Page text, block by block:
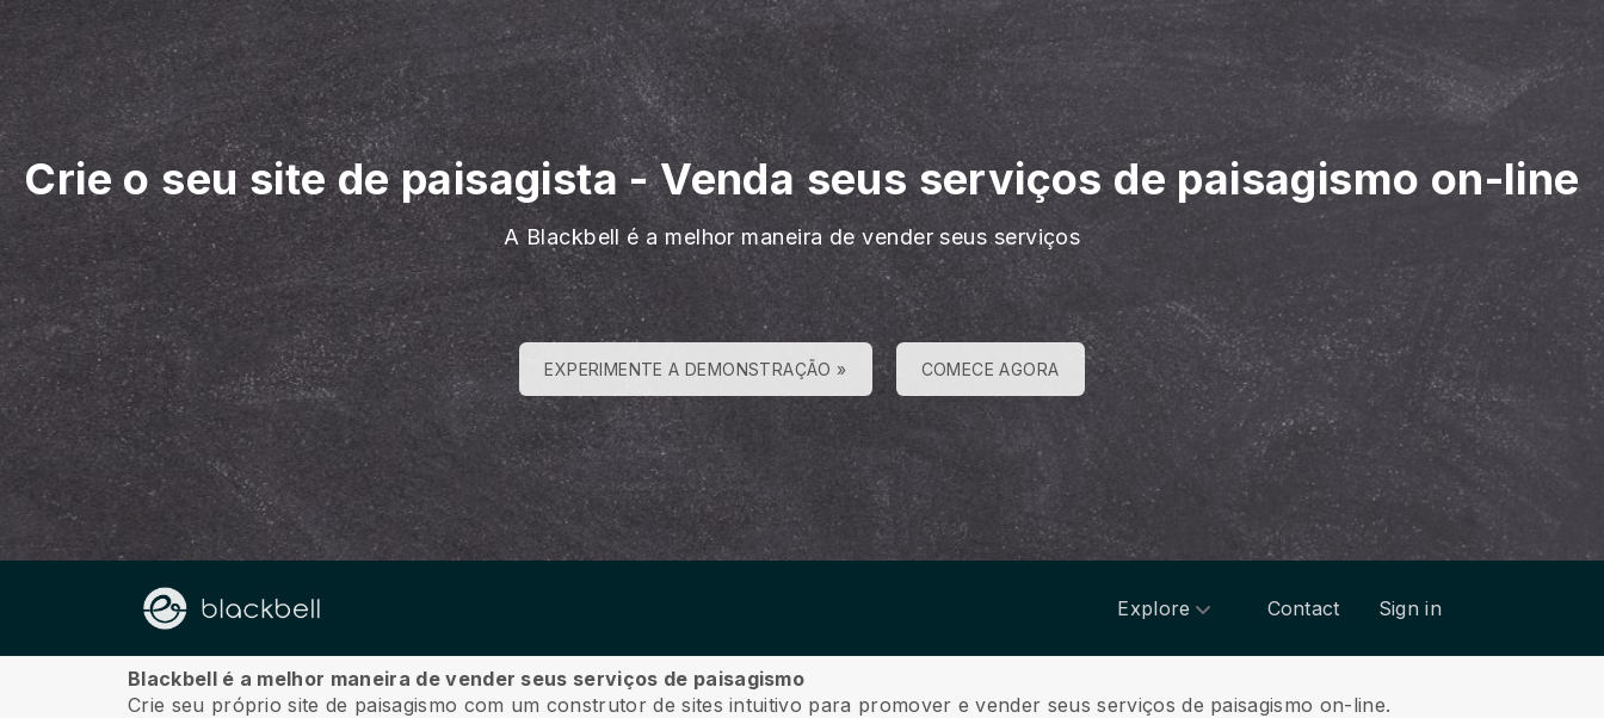
Crie o seu site de paisagista-Venda seus serviços de paisagismo on-line
A Blackbell é a melhor maneira de vender seus serviços
EXPERIMENTE A DEMONSTRAÇÃO » COMECE AGORA
Explore Contact Sign in
Sobre nós
Blackbell é a melhor maneira de vender seus serviços de paisagismo
Crie seu próprio site de paisagismo com um construtor de sites intuitivo para promover e vender seus serviços de paisagismo on-line.